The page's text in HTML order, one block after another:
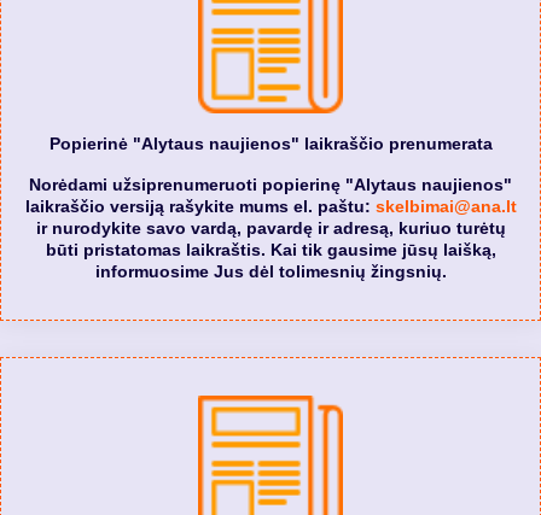
Popierinė "Alytaus naujienos" laikraščio prenumerata
Norėdami užsiprenumeruoti popierinę "Alytaus naujienos"
laikraščio versiją rašykite mums el. paštu: skelbimai@ana.lt
ir nurodykite savo vardą, pavardę ir adresą, kuriuo turėtų
būti pristatomas laikraštis. Kai tik gausime jūsų laišką,
informuosime Jus dėl tolimesnių žingsnių.